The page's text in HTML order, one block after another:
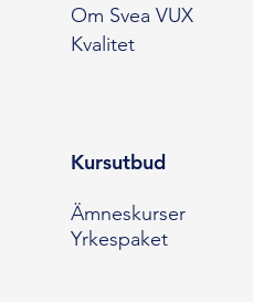
Om Svea VUX
Kvalitet
Kursutbud
Ämneskurser
Yrkespaket